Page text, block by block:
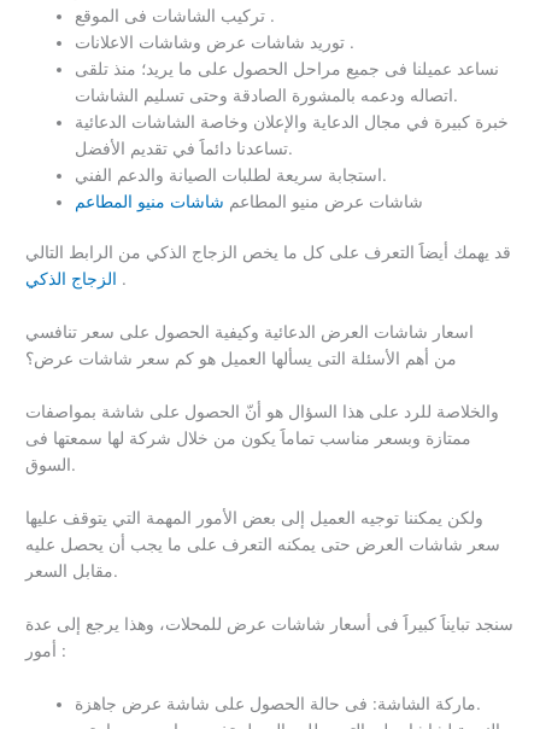
تركيب الشاشات فى الموقع .
توريد شاشات عرض وشاشات الاعلانات .
نساعد عميلنا فى جميع مراحل الحصول على ما يريد؛ منذ تلقى
اتصاله ودعمه بالمشورة الصادقة وحتى تسليم الشاشات.
خبرة كبيرة في مجال الدعاية والإعلان وخاصة الشاشات الدعائية
تساعدنا دائماََ في تقديم الأفضل.
استجابة سريعة لطلبات الصيانة والدعم الفني.
شاشات عرض منيو المطاعم شاشات منيو المطاعم
قد يهمك أيضاََ التعرف على كل ما يخص الزجاج الذكي من الرابط التالي
الزجاج الذكي .
اسعار شاشات العرض الدعائية وكيفية الحصول على سعر تنافسي
من أهم الأسئلة التى يسألها العميل هو كم سعر شاشات عرض؟
والخلاصة للرد على هذا السؤال هو أنّ الحصول على شاشة بمواصفات
ممتازة وبسعر مناسب تماماََ يكون من خلال شركة لها سمعتها فى
السوق.
ولكن يمكننا توجيه العميل إلى بعض الأمور المهمة التي يتوقف عليها
سعر شاشات العرض حتى يمكنه التعرف على ما يجب أن يحصل عليه
مقابل السعر.
سنجد تبايناََ كبيراََ فى أسعار شاشات عرض للمحلات، وهذا يرجع إلى عدة
أمور :
ماركة الشاشة: فى حالة الحصول على شاشة عرض جاهزة.